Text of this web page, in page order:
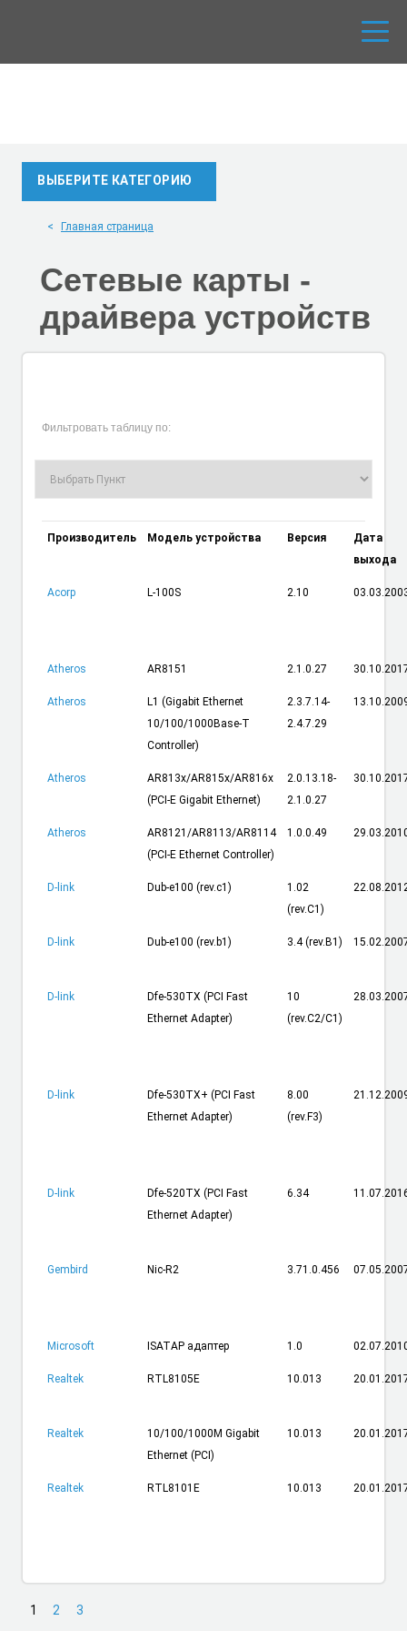
ВЫБЕРИТЕ КАТЕГОРИЮ
Главная страница
Сетевые карты -
драйвера устройств
Фильтровать таблицу по:
Производитель Модель устройства Версия
Дата
выхода
Acorp L-100S 2.10
Atheros AR8151 2.1.0.27
Atheros
L1 (Gigabit Ethernet
10/100/1000Base-T
Controller)
2.3.7.14-
2.4.7.29
Atheros
AR813x/AR815x/AR816x
(PCI-E Gigabit Ethernet)
2.0.13.18-
2.1.0.27
Atheros
AR8121/AR8113/AR8114
(PCI-E Ethernet Controller)
1.0.0.49
D-link Dub-e100 (rev.c1)
1.02
(rev.С1)
D-link Dub-e100 (rev.b1) 3.4 (rev.B1)
D-link
Dfe-530TX (PCI Fast
Ethernet Adapter)
10
(rev.C2/C1)
D-link
Dfe-530TX+ (PCI Fast
Ethernet Adapter)
8.00
(rev.F3)
D-link
Dfe-520TX (PCI Fast
Ethernet Adapter)
6.34
Gembird Nic-R2 3.71.0.456
Microsoft ISATAP адаптер 1.0
Realtek RTL8105E 10.013
Realtek
10/100/1000M Gigabit
Ethernet (PCI)
10.013
Realtek RTL8101E 10.013
1 2 3